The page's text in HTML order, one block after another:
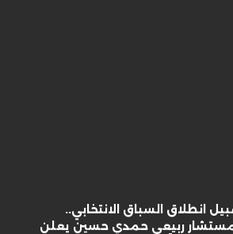
انطلاق السباق الانتخابي..
ربيعي حمدي حسين يعلن